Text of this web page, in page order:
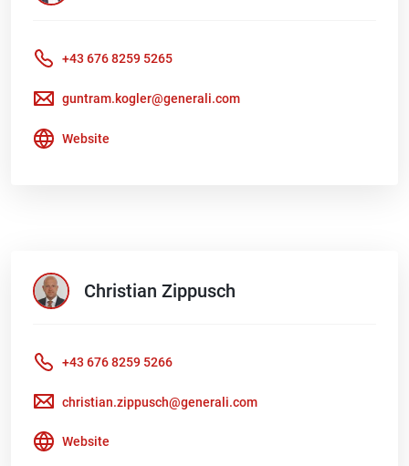
+43 676 8259 5265
guntram.kogler@generali.com
Website
Christian Zippusch
+43 676 8259 5266
christian.zippusch@generali.com
Website